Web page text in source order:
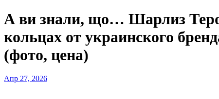
А ви знали, що… Шарлиз
кольцах от украинского
(фото, цена)
Апр 27, 2026